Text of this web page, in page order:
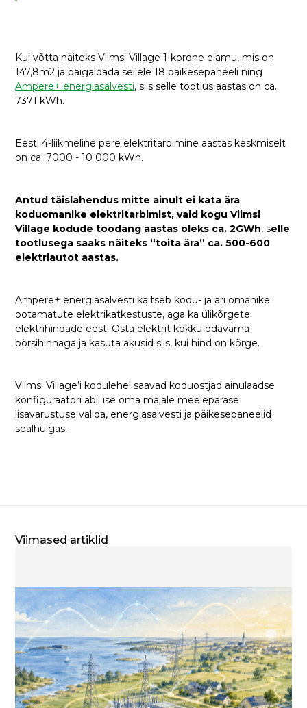
Kui võtta näiteks Viimsi Village 1-kordne elamu, mis on
147,8m2 ja paigaldada sellele 18 päikesepaneeli ning
Ampere+ energiasalvesti, siis selle tootlus aastas on ca.
7371 kWh.
Eesti 4-liikmeline pere elektritarbimine aastas keskmiselt
on ca. 7000 - 10 000 kWh.
Antud täislahendus mitte ainult ei kata ära
koduomanike elektritarbimist, vaid kogu Viimsi
Village kodude toodang aastas oleks ca. 2GWh, selle
tootlusega saaks näiteks “toita ära” ca. 500-600
elektriautot aastas.
Ampere+ energiasalvesti kaitseb kodu- ja äri omanike
ootamatute elektrikatkestuste, aga ka ülikõrgete
elektrihindade eest. Osta elektrit kokku odavama
börsihinnaga ja kasuta akusid siis, kui hind on kõrge.
Viimsi Village’i kodulehel saavad koduostjad ainulaadse
konfiguraatori abil ise oma majale meelepärase
lisavarustuse valida, energiasalvesti ja päikesepaneelid
sealhulgas.
Viimased artiklid